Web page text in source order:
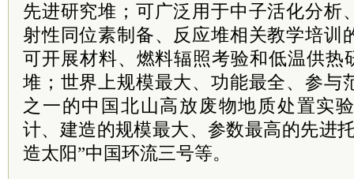
先进研究堆；可广泛用于中子活化分析
射性同位素制备、反应堆相关教学培训
可开展材料、燃料辐照考验和低温供热
堆；世界上规模最大、功能最全、参与
之一的中国北山高放废物地质处置实
计、建造的规模最大、参数最高的先进
造太阳”中国环流三号等。